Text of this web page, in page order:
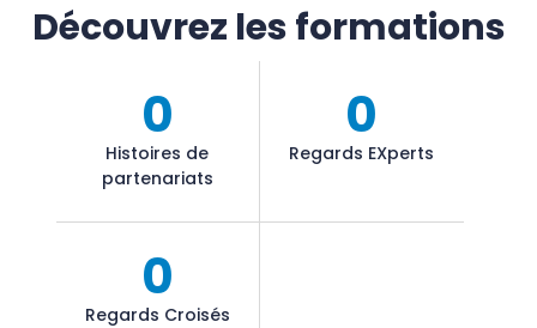
Découvrez les formations
0
Histoires de
partenariats
0
Regards EXperts
0
Regards Croisés